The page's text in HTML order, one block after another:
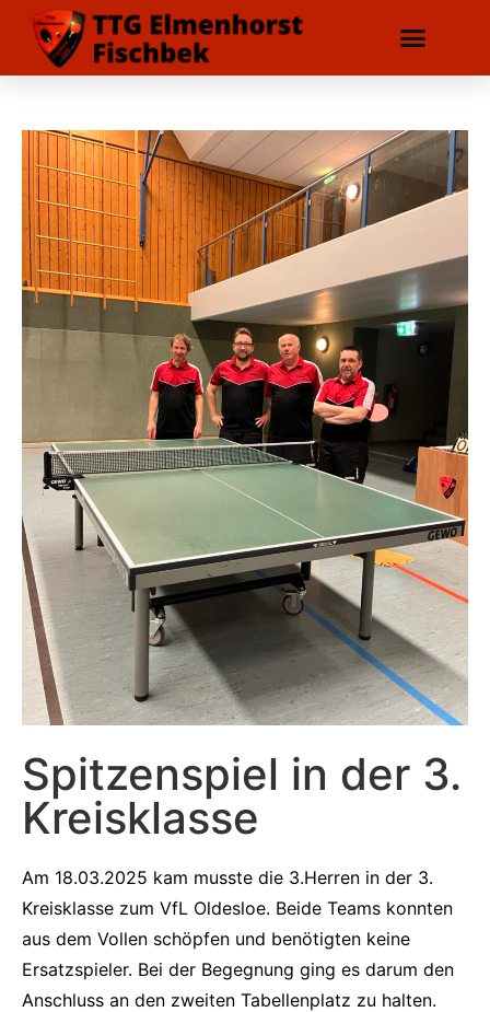
Spitzenspiel in der 3.
Kreisklasse
Am 18.03.2025 kam musste die 3.Herren in der 3.
Kreisklasse zum VfL Oldesloe. Beide Teams konnten
aus dem Vollen schöpfen und benötigten keine
Ersatzspieler. Bei der Begegnung ging es darum den
Anschluss an den zweiten Tabellenplatz zu halten.